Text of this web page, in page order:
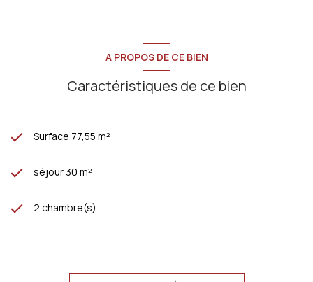
A PROPOS DE CE BIEN
Caractéristiques de ce bien
Surface 77,55 m²
séjour 30 m²
2 chambre(s)
1 salle(s) de bain